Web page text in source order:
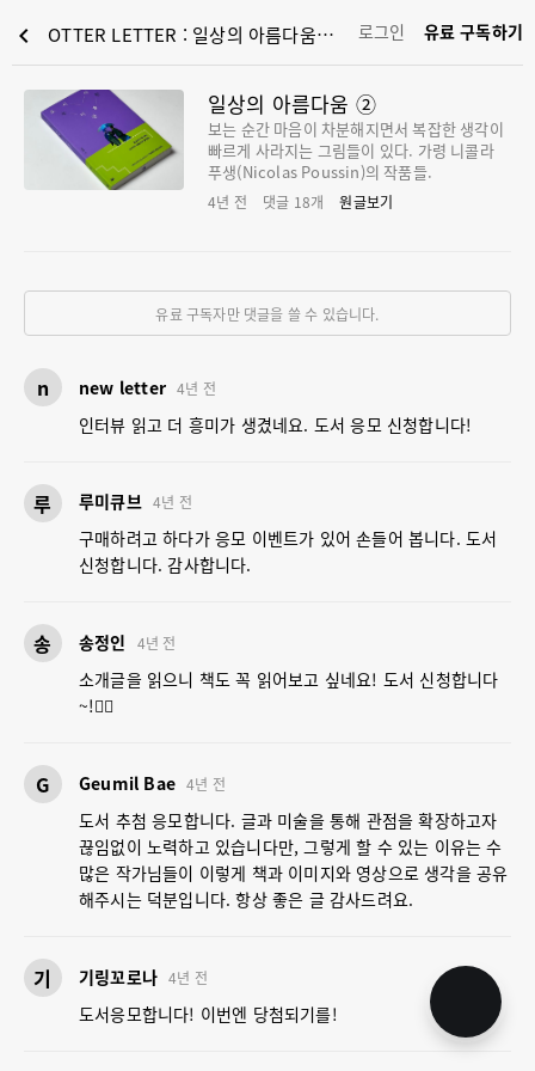
chevron_left OTTER LETTER : 일상의 아름다움 ② 로그인 유료 구독하기
일상의 아름다움 ②
보는 순간 마음이 차분해지면서 복잡한 생각이
빠르게 사라지는 그림들이 있다. 가령 니콜라
푸생(Nicolas Poussin)의 작품들.
4년 전 댓글 18개 원글보기
유료 구독자만 댓글을 쓸 수 있습니다.
n new letter 4년 전
인터뷰 읽고 더 흥미가 생겼네요. 도서 응모 신청합니다!
루 루미큐브 4년 전
구매하려고 하다가 응모 이벤트가 있어 손들어 봅니다. 도서
신청합니다. 감사합니다.
송 송정인 4년 전
소개글을 읽으니 책도 꼭 읽어보고 싶네요! 도서 신청합니다
~!🙋‍♀️
G Geumil Bae 4년 전
도서 추첨 응모합니다. 글과 미술을 통해 관점을 확장하고자
끊임없이 노력하고 있습니다만, 그렇게 할 수 있는 이유는 수
많은 작가님들이 이렇게 책과 이미지와 영상으로 생각을 공유
해주시는 덕분입니다. 항상 좋은 글 감사드려요.
기 기링꼬로나 4년 전
도서응모합니다! 이번엔 당첨되기를!